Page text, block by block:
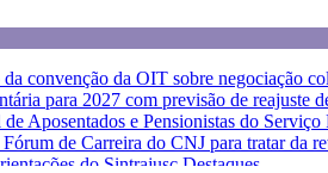
convenção da OIT sobre negociação
para 2027 com previsão de
Aposentados e Pensionistas do Serviço
de Carreira do CNJ para tratar da
do Sintrajusc Destaques